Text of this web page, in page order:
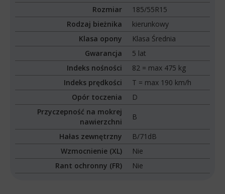
Rozmiar
185/55R15
Rodzaj bieżnika
kierunkowy
Klasa opony
Klasa Średnia
Gwarancja
5 lat
Indeks nośności
82 = max 475 kg
Indeks prędkości
T = max 190 km/h
Opór toczenia
D
Przyczepność na mokrej
nawierzchni
B
Hałas zewnętrzny
B/71dB
Wzmocnienie (XL)
Nie
Rant ochronny (FR)
Nie